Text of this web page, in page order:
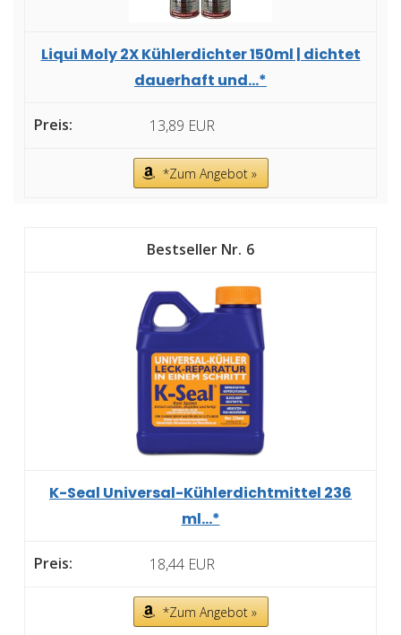
Liqui Moly 2X Kühlerdichter 150ml | dichtet
dauerhaft und...*
13,89 EUR
*Zum Angebot »
6
K-Seal Universal-Kühlerdichtmittel 236
ml...*
18,44 EUR
*Zum Angebot »